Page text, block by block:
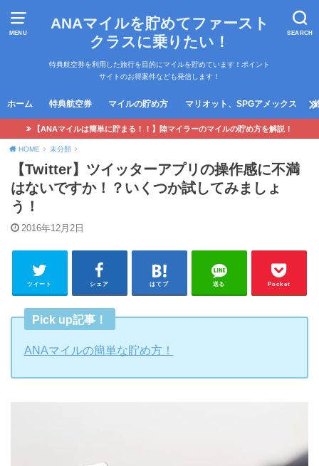
MENU SEARCH
ANAマイルを貯めてファースト
クラスに乗りたい！
特典航空券を利用した旅行を目的にマイルを貯めています！ポイント
サイトのお得案件なども発信します！
ホーム 特典航空券 マイルの貯め方 マリオット、SPGアメックス
【ANAマイルは簡単に貯まる！！】陸マイラーのマイルの貯め方を解説！
HOME 未分類
【Twitter】ツイッターアプリの操作感に不満
はないですか！？いくつか試してみましょ
う！
2016年12月2日
ツイート シェア はてブ 送る Pocket
Pick up記事！
ANAマイルの簡単な貯め方！